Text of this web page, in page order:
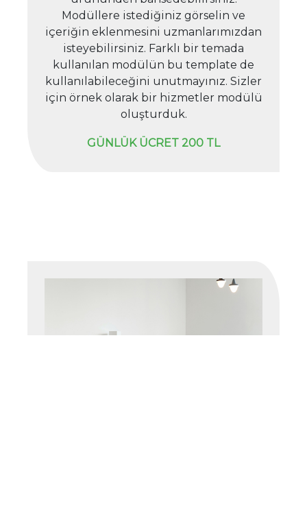
Modüllere istediğiniz görselin ve
içeriğin eklenmesini uzmanlarımızdan
isteyebilirsiniz. Farklı bir temada
kullanılan modülün bu template de
kullanılabileceğini unutmayınız. Sizler
için örnek olarak bir hizmetler modülü
oluşturduk.
GÜNLÜK ÜCRET 200 TL